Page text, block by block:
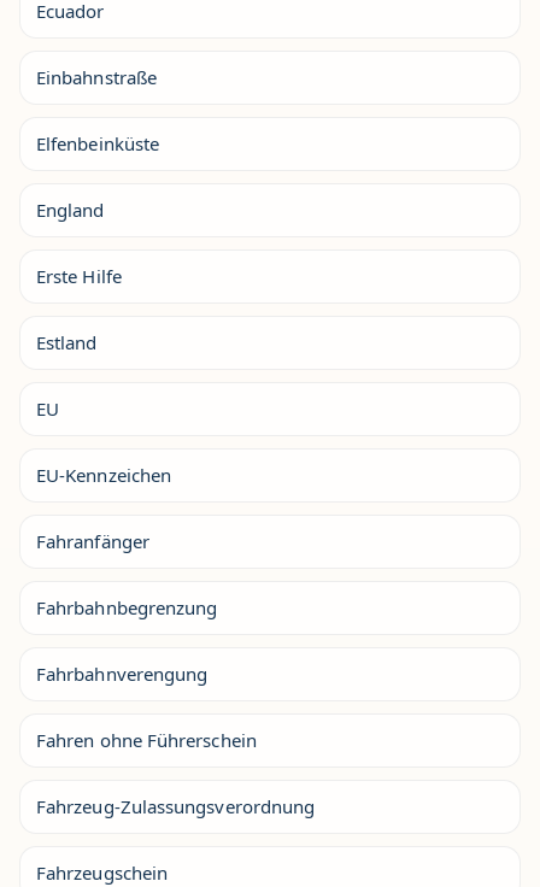
Ecuador
Einbahnstraße
Elfenbeinküste
England
Erste Hilfe
Estland
EU
EU-Kennzeichen
Fahranfänger
Fahrbahnbegrenzung
Fahrbahnverengung
Fahren ohne Führerschein
Fahrzeug-Zulassungsverordnung
Fahrzeugschein